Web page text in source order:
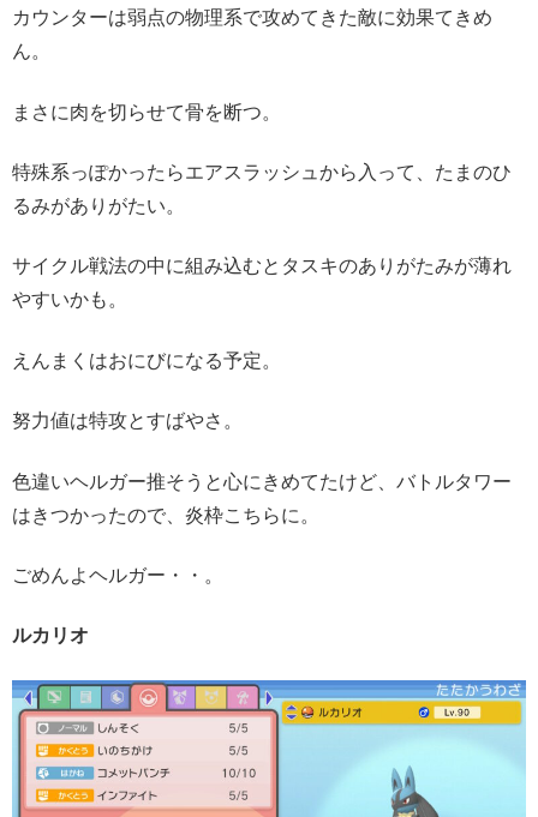
カウンターは弱点の物理系で攻めてきた敵に効果てきめ
ん。
まさに肉を切らせて骨を断つ。
特殊系っぽかったらエアスラッシュから入って、たまのひ
るみがありがたい。
サイクル戦法の中に組み込むとタスキのありがたみが薄れ
やすいかも。
えんまくはおにびになる予定。
努力値は特攻とすばやさ。
色違いヘルガー推そうと心にきめてたけど、バトルタワー
はきつかったので、炎枠こちらに。
ごめんよヘルガー・・。
ルカリオ